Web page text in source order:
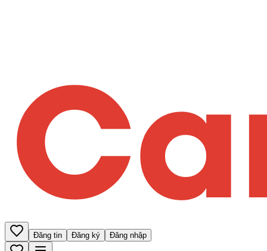
Đăng tin Đăng ký Đăng nhập